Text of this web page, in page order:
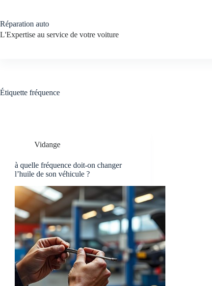
contenu
Réparation auto
L'Expertise au service de votre voiture
Étiquette fréquence
Vidange
à quelle fréquence doit-on changer
l’huile de son véhicule ?